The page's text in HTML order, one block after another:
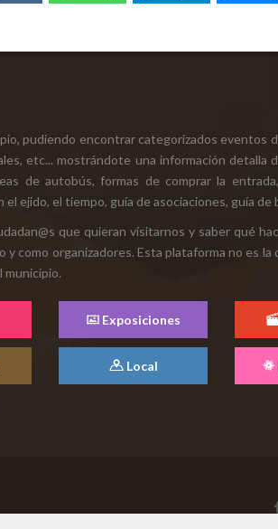
pudiendo encontrar categorizados eventos
etc... mostrándote una información detalla
de autobús, formas de comprar la
ejido, el tiempo, guía de asociaciones, guía de
que quieran visitarnos y saber qué
como organizadores. Esta plataforma no es
municipio.
Exposiciones
Local